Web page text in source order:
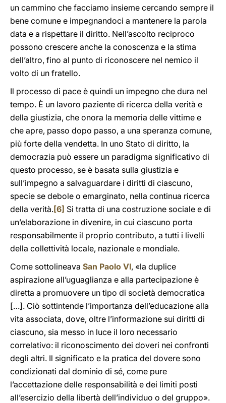
un cammino che facciamo insieme cercando sempre il
bene comune e impegnandoci a mantenere la parola
data e a rispettare il diritto. Nell’ascolto reciproco
possono crescere anche la conoscenza e la stima
dell’altro, fino al punto di riconoscere nel nemico il
volto di un fratello.
Il processo di pace è quindi un impegno che dura nel
tempo. È un lavoro paziente di ricerca della verità e
della giustizia, che onora la memoria delle vittime e
che apre, passo dopo passo, a una speranza comune,
più forte della vendetta. In uno Stato di diritto, la
democrazia può essere un paradigma significativo di
questo processo, se è basata sulla giustizia e
sull’impegno a salvaguardare i diritti di ciascuno,
specie se debole o emarginato, nella continua ricerca
della verità.[6] Si tratta di una costruzione sociale e di
un’elaborazione in divenire, in cui ciascuno porta
responsabilmente il proprio contributo, a tutti i livelli
della collettività locale, nazionale e mondiale.
Come sottolineava San Paolo VI, «la duplice
aspirazione all’uguaglianza e alla partecipazione è
diretta a promuovere un tipo di società democratica
[…]. Ciò sottintende l’importanza dell’educazione alla
vita associata, dove, oltre l’informazione sui diritti di
ciascuno, sia messo in luce il loro necessario
correlativo: il riconoscimento dei doveri nei confronti
degli altri. Il significato e la pratica del dovere sono
condizionati dal dominio di sé, come pure
l’accettazione delle responsabilità e dei limiti posti
all’esercizio della libertà dell’individuo o del gruppo».